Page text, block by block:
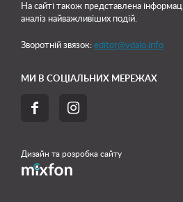
На сайті також представлена
аналіз найважливіших подій.
Зворотній звязок: editor@vdalo.info
МИ В СОЦІАЛЬНИХ МЕРЕЖАХ
 
Дизайн та розробка сайту